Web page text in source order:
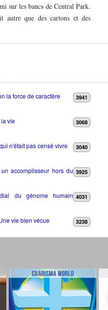
sur les bancs de Central Park.
autre que des cartons et des
la force de caractère 3941
vie 3068
n'était pas censé vivre 3040
accomplisseur hors du 3925
du génome humain 4031
vie bien vécue 3238